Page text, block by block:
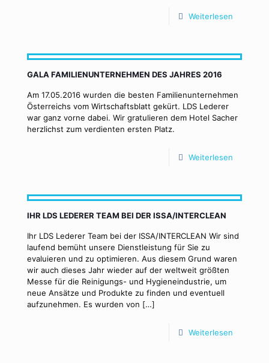
Weiterlesen
GALA FAMILIENUNTERNEHMEN DES JAHRES 2016
Am 17.05.2016 wurden die besten Familienunternehmen
Österreichs vom Wirtschaftsblatt gekürt. LDS Lederer
war ganz vorne dabei. Wir gratulieren dem Hotel Sacher
herzlichst zum verdienten ersten Platz.
Weiterlesen
IHR LDS LEDERER TEAM BEI DER ISSA/INTERCLEAN
Ihr LDS Lederer Team bei der ISSA/INTERCLEAN Wir sind
laufend bemüht unsere Dienstleistung für Sie zu
evaluieren und zu optimieren. Aus diesem Grund waren
wir auch dieses Jahr wieder auf der weltweit größten
Messe für die Reinigungs-­ und Hygieneindustrie, um
neue Ansätze und Produkte zu finden und eventuell
aufzunehmen. Es wurden von […]
Weiterlesen